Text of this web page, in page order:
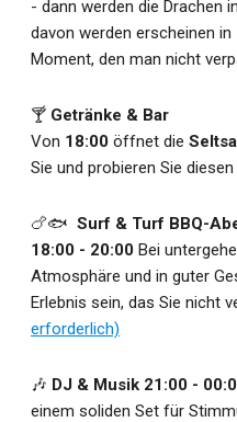
- dann werden die Drachen
davon werden erscheinen in
Moment, den man nicht
🍸 Getränke & Bar
Von 18:00 öffnet die
Sie und probieren Sie
🍗🐟 Surf & Turf BBQ-
18:00 - 20:00 Bei
Atmosphäre und in guter
Erlebnis sein, das Sie nicht
erforderlich)
🎶 DJ & Musik 21:00 -
einem soliden Set für